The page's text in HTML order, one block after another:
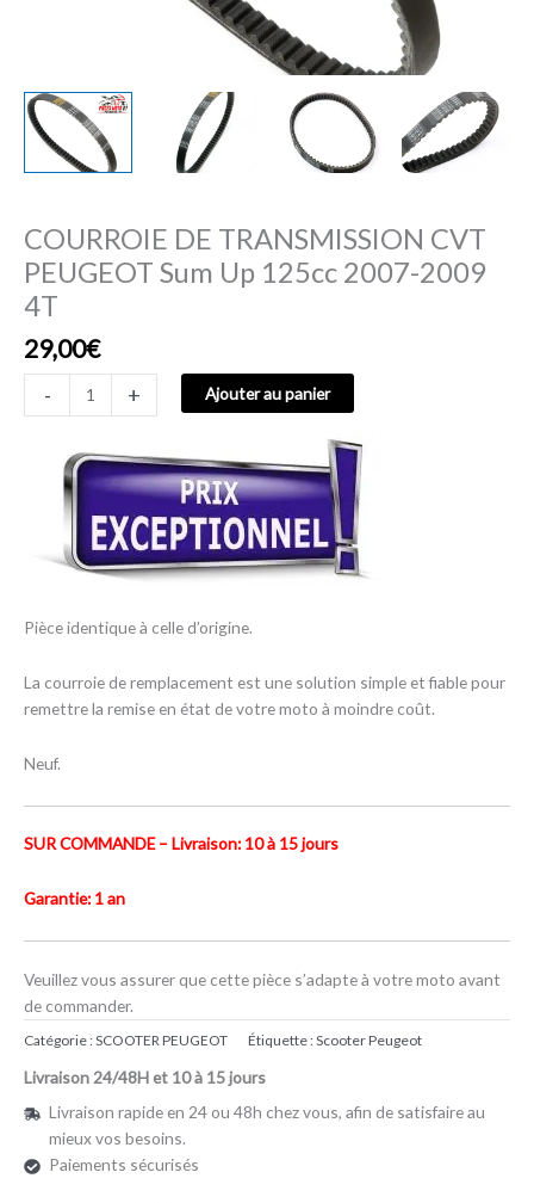
COURROIE DE TRANSMISSION CVT
PEUGEOT Sum Up 125cc 2007-2009
4T
29,00€
- + Ajouter au panier
Pièce identique à celle d’origine.
La courroie de remplacement est une solution simple et fiable pour
remettre la remise en état de votre moto à moindre coût.
Neuf.
SUR COMMANDE – Livraison: 10 à 15 jours
Garantie: 1 an
Veuillez vous assurer que cette pièce s’adapte à votre moto avant
de commander.
Catégorie :SCOOTER PEUGEOT Étiquette :Scooter Peugeot
Livraison 24/48H et 10 à 15 jours
Livraison rapide en 24 ou 48h chez vous, afin de satisfaire au
mieux vos besoins.
Paiements sécurisés